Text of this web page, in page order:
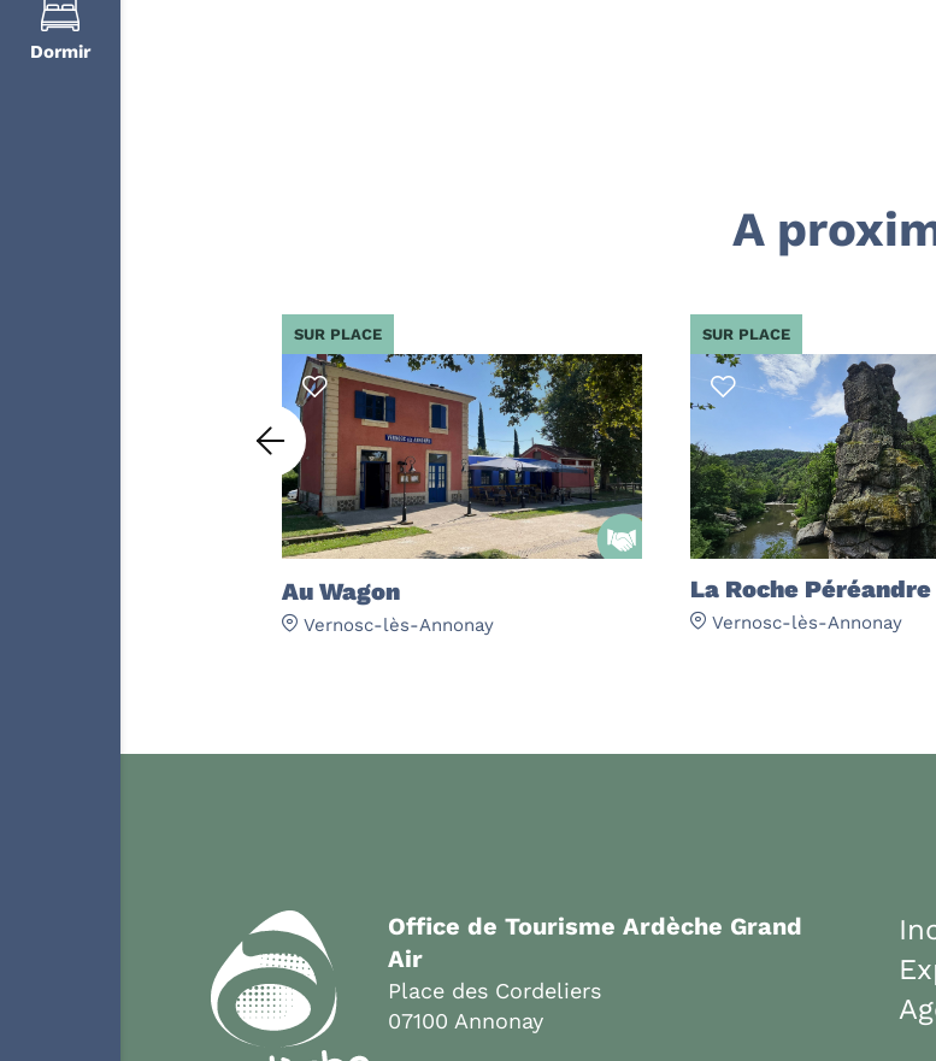
Dormir
A
Au Wagon
Vernosc-lès-Annonay
SUR PLACE
La Roche Péréandre
Vernosc-lès-Annonay
SUR PLACE
Office de Tourisme Ardèche Grand
Air
Place des Cordeliers
07100 Annonay